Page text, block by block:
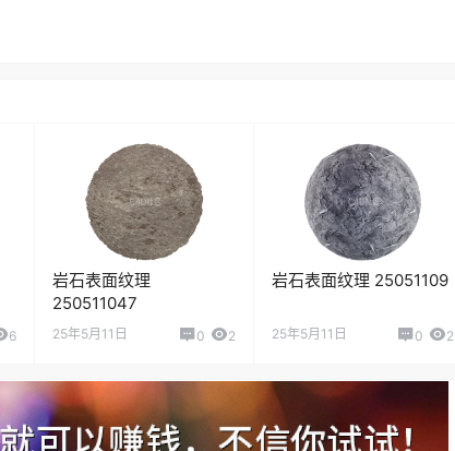
6
岩石表面纹理
250511047
25年5月11日 0 2
岩石表面纹理 25051109
25年5月11日 0 2